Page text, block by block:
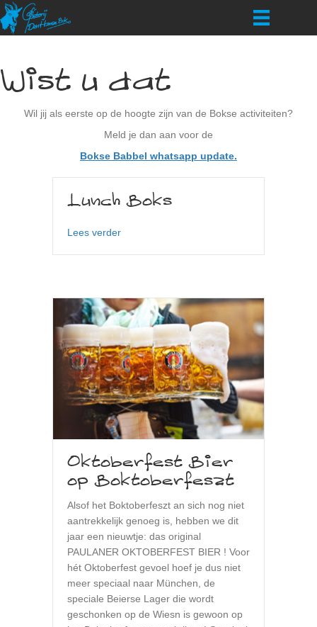
Wist u dat
Wil jij als eerste op de hoogte zijn van de Bokse activiteiten?
Meld je dan aan voor de
Bokse Babbel whatsapp update.
Lunch Boks
Lees verderabout Lunch Boks
Oktoberfest Bier
op Boktoberfeszt
Alsof het Boktoberfeszt an sich nog niet
aantrekkelijk genoeg is, hebben we dit
jaar een nieuwtje: das original
PAULANER OKTOBERFEST BIER ! Voor
hét Oktoberfest gevoel hoef je dus niet
meer speciaal naar München, de
speciale Beierse Lager die wordt
geschonken op de Wiesn is gewoon op